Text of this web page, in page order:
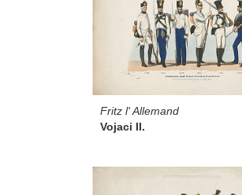
Fritz l' Allemand
Vojaci II.